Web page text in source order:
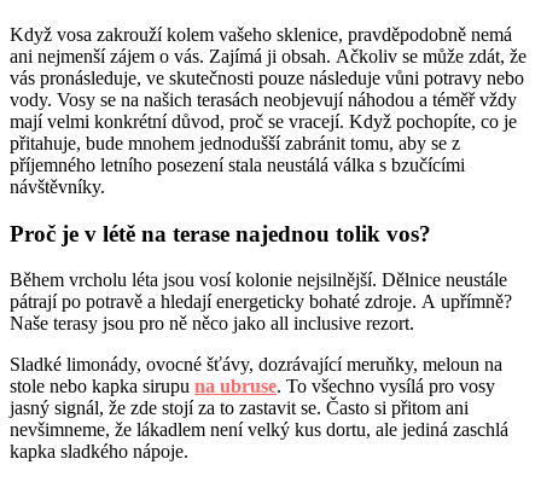
Když vosa zakrouží kolem vašeho sklenice, pravděpodobně nemá
ani nejmenší zájem o vás. Zajímá ji obsah. Ačkoliv se může zdát, že
vás pronásleduje, ve skutečnosti pouze následuje vůni potravy nebo
vody. Vosy se na našich terasách neobjevují náhodou a téměř vždy
mají velmi konkrétní důvod, proč se vracejí. Když pochopíte, co je
přitahuje, bude mnohem jednodušší zabránit tomu, aby se z
příjemného letního posezení stala neustálá válka s bzučícími
návštěvníky.
Proč je v létě na terase najednou tolik vos?
Během vrcholu léta jsou vosí kolonie nejsilnější. Dělnice neustále
pátrají po potravě a hledají energeticky bohaté zdroje. A upřímně?
Naše terasy jsou pro ně něco jako all inclusive rezort.
Sladké limonády, ovocné šťávy, dozrávající meruňky, meloun na
stole nebo kapka sirupu na ubruse. To všechno vysílá pro vosy
jasný signál, že zde stojí za to zastavit se. Často si přitom ani
nevšimneme, že lákadlem není velký kus dortu, ale jediná zaschlá
kapka sladkého nápoje.